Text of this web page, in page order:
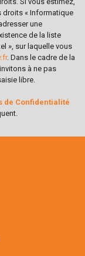
42,10 %
0,83
48,35 %
31,87 %
4,47 %
droits « Informatique
une
de la liste
», sur laquelle vous
. Dans le cadre de la
à ne pas
libre.
de Confidentialité